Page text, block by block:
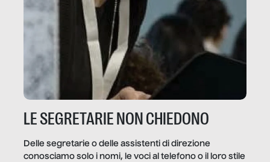
LE SEGRETARIE NON CHIEDONO
Delle segretarie o delle assistenti di direzione
conosciamo solo i nomi, le voci al telefono o il loro stile